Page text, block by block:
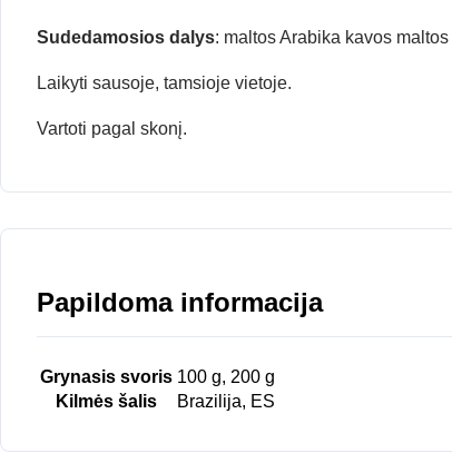
Sudedamosios dalys: maltos Arabika kavos
Laikyti sausoje, tamsioje vietoje.
Vartoti pagal skonį.
Papildoma informacija
Grynasis svoris 100 g, 200 g
Kilmės šalis
Brazilija, ES